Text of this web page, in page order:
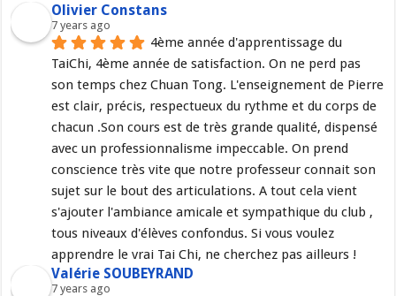
Olivier Constans
7 years ago
4ème année d'apprentissage du
TaiChi, 4ème année de satisfaction. On ne perd pas
son temps chez Chuan Tong. L'enseignement de Pierre
est clair, précis, respectueux du rythme et du corps de
chacun .Son cours est de très grande qualité, dispensé
avec un professionnalisme impeccable. On prend
conscience très vite que notre professeur connait son
sujet sur le bout des articulations. A tout cela vient
s'ajouter l'ambiance amicale et sympathique du club ,
tous niveaux d'élèves confondus. Si vous voulez
apprendre le vrai Tai Chi, ne cherchez pas ailleurs !
Valérie SOUBEYRAND
7 years ago